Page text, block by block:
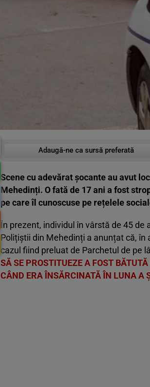
Adaugă-ne ca sursă preferată
Scene cu adevărat șocante au avut
Mehedinți. O fată de 17 ani a fost
pe care îl cunoscuse pe rețelele
În prezent, individul în vârstă de 45
Polițiștii din Mehedinți a anunțat că,
cazul fiind preluat de Parchetul de pe
SĂ SE PROSTITUEZE A FOST
CÂND ERA ÎNSĂRCINATĂ ÎN LUNA A